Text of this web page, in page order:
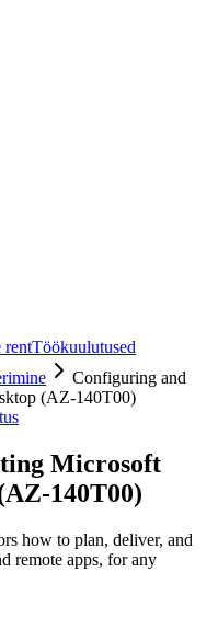
rentTöökuulutused
Configuring and
(AZ-140T00)
Microsoft
140T00)
how to plan, deliver, and
remote apps, for any